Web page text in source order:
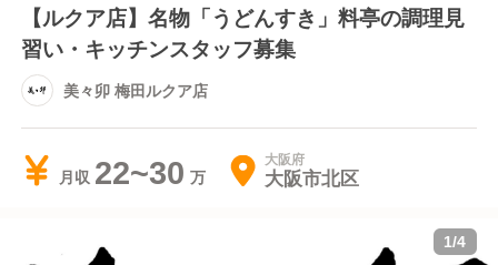
【ルクア店】名物「うどんすき」料亭の調理見
習い・キッチンスタッフ募集
美々卯 梅田ルクア店
月収 22~30 大阪府
大阪市北区
1/4